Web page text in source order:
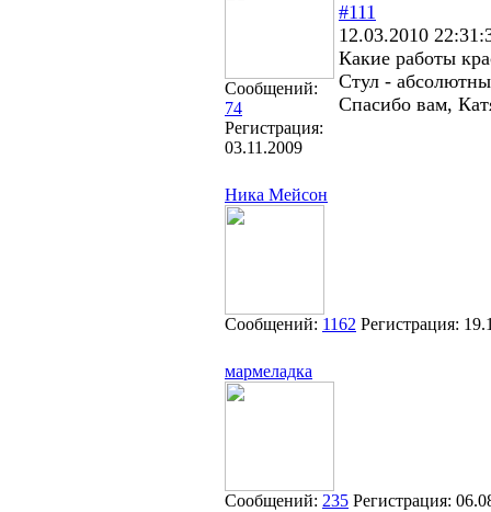
Сообщений:
74
Регистрация:
03.11.2009
#111
12.03.2010
Какие работы
Стул -
Спасибо вам,
Ника Мейсон
Сообщений: 1162 Регистрация:
мармеладка
Сообщений: 235 Регистрация: